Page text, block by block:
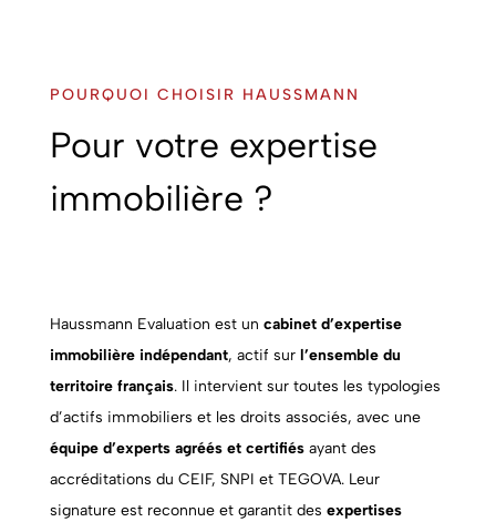
POURQUOI CHOISIR HAUSSMANN
Pour votre expertise
immobilière ?
Haussmann Evaluation est un cabinet d’expertise
immobilière indépendant, actif sur l’ensemble du
territoire français. Il intervient sur toutes les typologies
d’actifs immobiliers et les droits associés, avec une
équipe d’experts agréés et certifiésayant des
accréditations du CEIF, SNPI et TEGOVA. Leur
signature est reconnue et garantit des expertises